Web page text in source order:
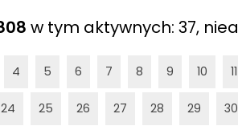
w tym aktywnych: 37,
4 5 6 7 8 9 10 11
24 25 26 27 28 29 30